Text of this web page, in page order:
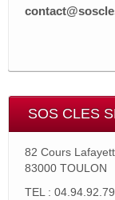
Gravures
Partenaires
SOS CLES
82 Cours
83000 TOULON
TEL :